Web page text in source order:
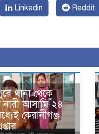
Linkedin Reddit
থানা থেকে
নারী আসামি ২৪
কেরানীগঞ্জ